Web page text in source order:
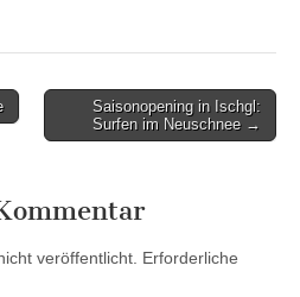
Saisonopening in Ischgl:
Surfen im Neuschnee →
veröffentlicht. Erforderliche